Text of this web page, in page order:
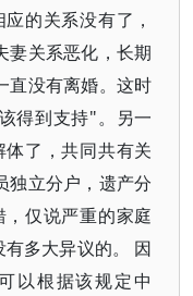
的关系没有了，
妻关系恶化，长期
直没有离婚。这时
得到支持"。另一
了，共同共有关
独立分户，遗产分
仅说严重的家庭
多大异议的。 因
以根据该规定中